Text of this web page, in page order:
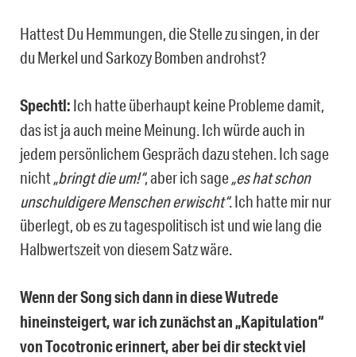
Hattest Du Hemmungen, die Stelle zu singen, in der
du Merkel und Sarkozy Bomben androhst?
Spechtl: Ich hatte überhaupt keine Probleme damit,
das ist ja auch meine Meinung. Ich würde auch in
jedem persönlichem Gespräch dazu stehen. Ich sage
nicht„bringt die um!“, aber ich sage„es hat schon
unschuldigere Menschen erwischt“. Ich hatte mir nur
überlegt, ob es zu tagespolitisch ist und wie lang die
Halbwertszeit von diesem Satz wäre.
Wenn der Song sich dann in diese Wutrede
hineinsteigert, war ich zunächst an „Kapitulation“
von Tocotronic erinnert, aber bei dir steckt viel